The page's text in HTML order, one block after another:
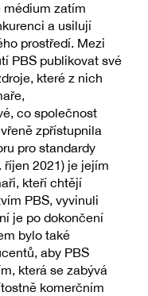
médium zatím
a usilují
prostředí. Mezi
PBS publikovat své
které z nich
co společnost
zpřístupnila
pro standardy
říjen 2021) je jejím
kteří chtějí
PBS, vyvinuli
je po dokončení
bylo také
aby PBS
která se zabývá
komerčním